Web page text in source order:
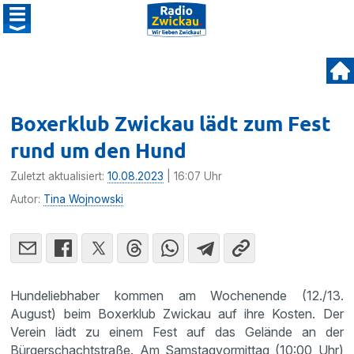
Boxerklub Zwickau lädt zum Fest
rund um den Hund
Zuletzt aktualisiert:10.08.2023 | 16:07 Uhr
Autor: Tina Wojnowski
Hundeliebhaber kommen am Wochenende (12./13.
August) beim Boxerklub Zwickau auf ihre Kosten. Der
Verein lädt zu einem Fest auf das Gelände an der
Bürgerschachtstraße. Am Samstagvormittag (10:00 Uhr)